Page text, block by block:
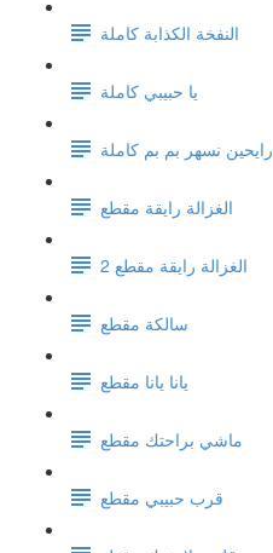
النفخة الكذابة كاملة
يا حبيبي كاملة
رايحين نسهر بم بم كاملة
الغزالة رايقة مقطع
الغزالة رايقة مقطع 2
سالكة مقطع
يانا يانا مقطع
ماشي براحتك مقطع
قرب حبيبي مقطع